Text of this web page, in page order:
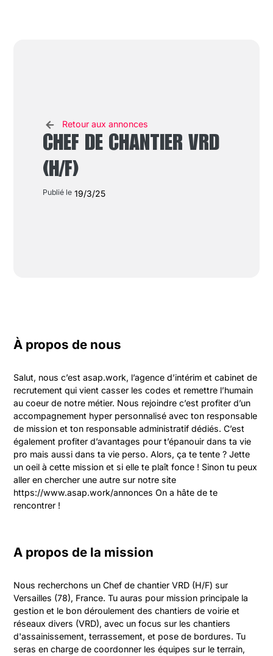
Retour aux annonces
CHEF DE CHANTIER VRD
(H/F)
Publié le 19/3/25
À propos de nous
Salut, nous c’est asap.work, l’agence d’intérim et cabinet de
recrutement qui vient casser les codes et remettre l’humain
au coeur de notre métier. Nous rejoindre c’est profiter d’un
accompagnement hyper personnalisé avec ton responsable
de mission et ton responsable administratif dédiés. C’est
également profiter d’avantages pour t’épanouir dans ta vie
pro mais aussi dans ta vie perso. Alors, ça te tente ? Jette
un oeil à cette mission et si elle te plaît fonce ! Sinon tu peux
aller en chercher une autre sur notre site
https://www.asap.work/annonces On a hâte de te
rencontrer !
A propos de la mission
Nous recherchons un Chef de chantier VRD (H/F) sur
Versailles (78), France. Tu auras pour mission principale la
gestion et le bon déroulement des chantiers de voirie et
réseaux divers (VRD), avec un focus sur les chantiers
d'assainissement, terrassement, et pose de bordures. Tu
seras en charge de coordonner les équipes sur le terrain,